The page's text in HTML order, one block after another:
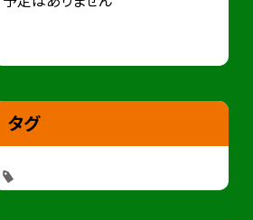
タグ